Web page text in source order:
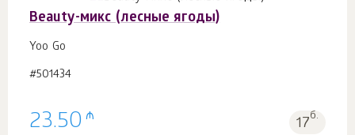
Beauty-микс (лесные ягоды)
Yoo Gо
#501434
23.50 ₼ 17б.